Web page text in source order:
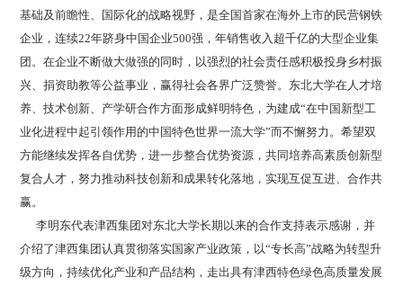
基础及前瞻性、国际化的战略视野，是全国首家在海外上市的民营钢铁
企业，连续22年跻身中国企业500强，年销售收入超千亿的大型企业集
团。在企业不断做大做强的同时，以强烈的社会责任感积极投身乡村振
兴、捐资助教等公益事业，赢得社会各界广泛赞誉。东北大学在人才培
养、技术创新、产学研合作方面形成鲜明特色，为建成“在中国新型工
业化进程中起引领作用的中国特色世界一流大学”而不懈努力。希望双
方能继续发挥各自优势，进一步整合优势资源，共同培养高素质创新型
复合人才，努力推动科技创新和成果转化落地，实现互促互进、合作共
赢。
李明东代表津西集团对东北大学长期以来的合作支持表示感谢，并
介绍了津西集团认真贯彻落实国家产业政策，以“专长高”战略为转型升
级方向，持续优化产业和产品结构，走出具有津西特色绿色高质量发展